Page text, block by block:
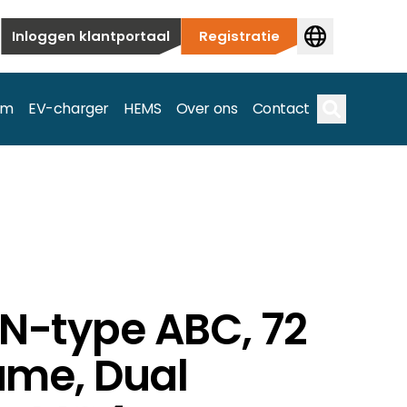
Inloggen klantportaal Registratie
EV-charger HEMS Over ons Contact
spectrum.type ABC, 72
Dual